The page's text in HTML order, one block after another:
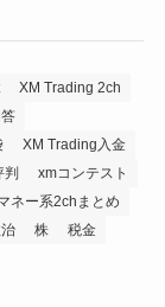
XM Trading 2ch
XM Trading入金
判
xmコンテスト
ネー系2chまとめ
株
税金